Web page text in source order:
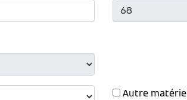
CP *:
Autre matériel